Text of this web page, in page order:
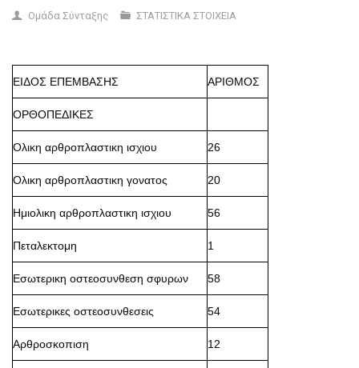
Ομάδα Σύνταξης ΣΤΑΤΙΣΤΙΚΑ ΣΤΟΙΧΕΙΑ
ΕΙΔΟΣ ΕΠΕΜΒΑΣΗΣ ΑΡΙΘΜΟΣ
ΟΡΘΟΠΕΔΙΚΕΣ
Ολικη αρθροπλαστικη ισχιου 26
Ολικη αρθροπλαστικη γονατος 20
Ημιολικη αρθροπλαστικη ισχιου 56
Πεταλεκτομη 1
Εσωτερικη οστεοσυνθεση σφυρων 58
Εσωτερικες οστεοσυνθεσεις 54
Αρθροσκοπιση 12